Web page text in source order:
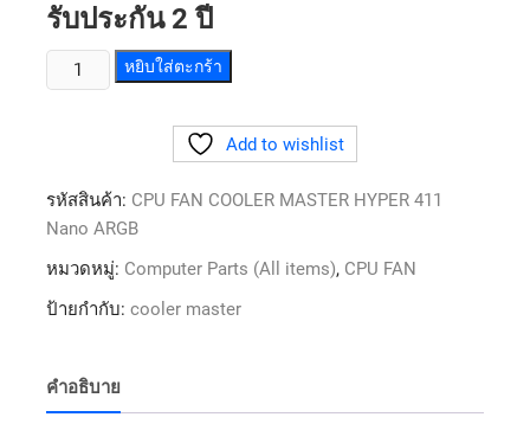
รับประกัน 2 ปี
หยิบใส่ตะกร้า
Add to wishlist
รหัสสินค้า: CPU FAN COOLER MASTER HYPER 411
Nano ARGB
หมวดหมู่: Computer Parts (All items), CPU FAN
ป้ายกำกับ: cooler master
คำอธิบาย